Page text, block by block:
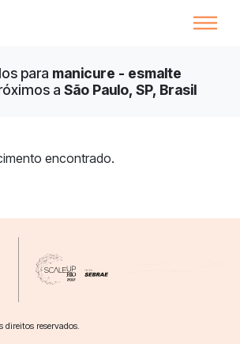
para manicure - esmalte
a São Paulo, SP, Brasil
encontrado.
reservados.